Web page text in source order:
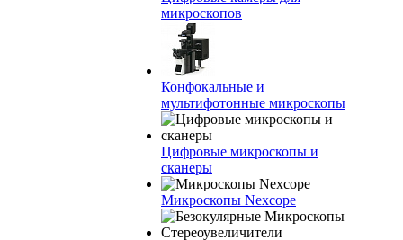
микроскопов
Конфокальные и
мультифотонные микроскопы
Цифровые микроскопы и
сканеры
Микроскопы Nexcope